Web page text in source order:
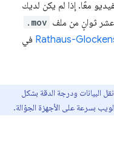
معًا. إذا لم يكن لديك
ثوانٍ من ملف .mov
Rathaus-في
ودرجة الدقة بشكل
على الأجهزة الجوّالة.